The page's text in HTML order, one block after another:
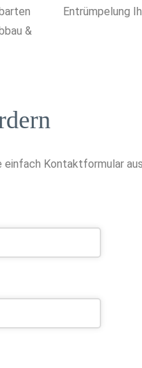
&
Entrümpelung
einfach Kontaktformular